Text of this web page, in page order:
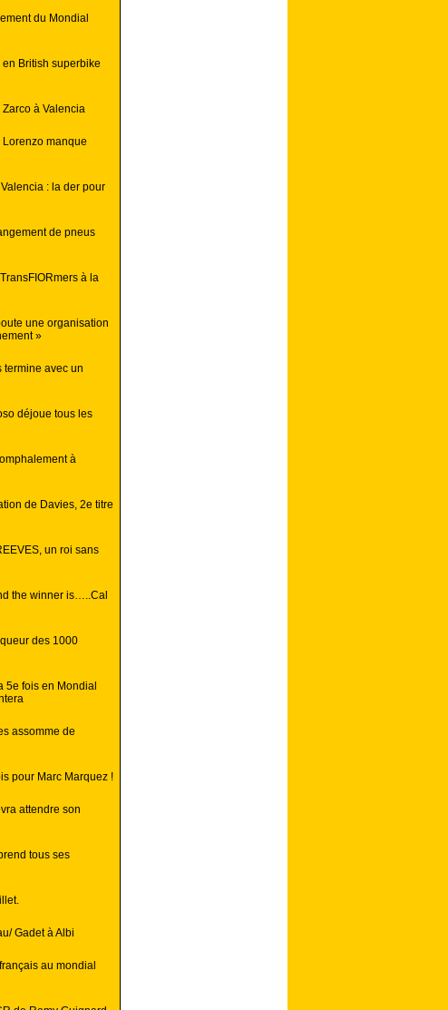
du Mondial
British superbike
Zarco à Valencia
Lorenzo manque
: la der pour
de pneus
à la
une organisation
»
termine avec un
déjoue tous les
à
de Davies, 2e titre
un roi sans
the winner is…..Cal
des 1000
5e fois en Mondial
assomme de
pour Marc Marquez !
attendre son
tous ses
Gadet à Albi
au mondial